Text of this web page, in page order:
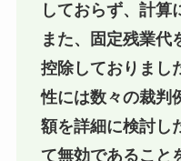
しておらず、計算
また、固定残業代
控除しておりまし
性には数々の裁判
額を詳細に検討し
て無効であること